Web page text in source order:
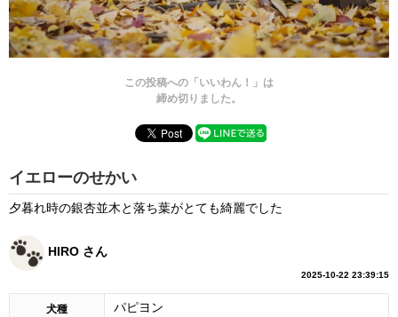
この投稿への「いいわん！」は
締め切りました。
イエローのせかい
夕暮れ時の銀杏並木と落ち葉がとても綺麗でした
HIRO さん
2025-10-22 23:39:15
犬種 パピヨン